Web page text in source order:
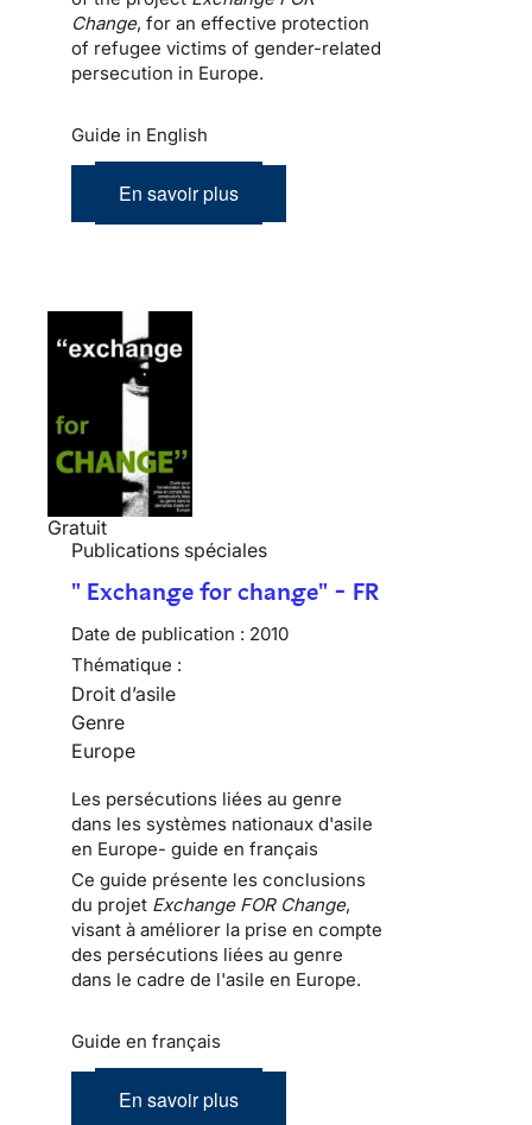
Change, for an effective protection
of refugee victims of gender-related
persecution in Europe.
Guide in English
En savoir plus
Gratuit
Publications spéciales
" Exchange for change" - FR
Date de publication : 2010
Thématique :
Droit d’asile
Genre
Europe
Les persécutions liées au genre
dans les systèmes nationaux d'asile
en Europe- guide en français
Ce guide présente les conclusions
du projet Exchange FOR Change,
visant à améliorer la prise en compte
des persécutions liées au genre
dans le cadre de l'asile en Europe.
Guide en français
En savoir plus